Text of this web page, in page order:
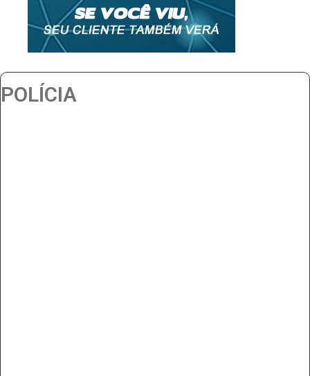
POLÍCIA